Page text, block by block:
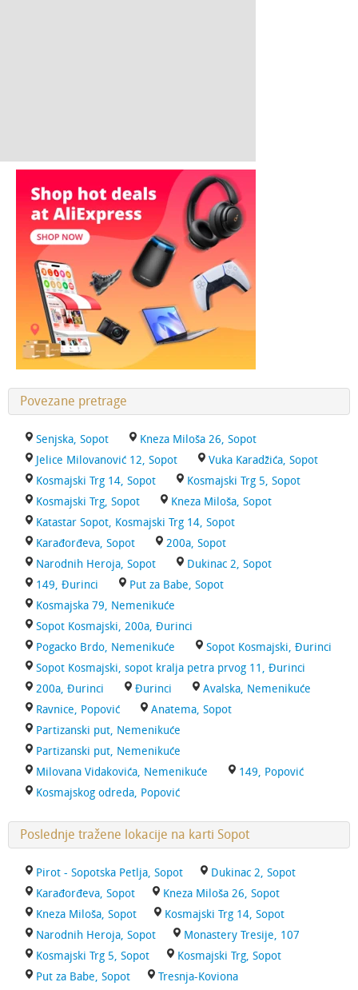
Povezane pretrage
Senjska, Sopot
Kneza Miloša 26, Sopot
Jelice Milovanović 12, Sopot
Vuka Karadžića, Sopot
Kosmajski Trg 14, Sopot
Kosmajski Trg 5, Sopot
Kosmajski Trg, Sopot
Kneza Miloša, Sopot
Katastar Sopot, Kosmajski Trg 14, Sopot
Karađorđeva, Sopot
200a, Sopot
Narodnih Heroja, Sopot
Dukinac 2, Sopot
149, Đurinci
Put za Babe, Sopot
Kosmajska 79, Nemenikuće
Sopot Kosmajski, 200a, Đurinci
Pogacko Brdo, Nemenikuće
Sopot Kosmajski, Đurinci
Sopot Kosmajski, sopot kralja petra prvog 11, Đurinci
200a, Đurinci
Đurinci
Avalska, Nemenikuće
Ravnice, Popović
Anatema, Sopot
Partizanski put, Nemenikuće
Partizanski put, Nemenikuće
Milovana Vidakovića, Nemenikuće
149, Popović
Kosmajskog odreda, Popović
Poslednje tražene lokacije na karti Sopot
Pirot - Sopotska Petlja, Sopot
Dukinac 2, Sopot
Karađorđeva, Sopot
Kneza Miloša 26, Sopot
Kneza Miloša, Sopot
Kosmajski Trg 14, Sopot
Narodnih Heroja, Sopot
Monastery Tresije, 107
Kosmajski Trg 5, Sopot
Kosmajski Trg, Sopot
Put za Babe, Sopot
Tresnja-Koviona